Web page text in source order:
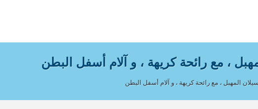
، مع رائحة كريهة ، و آلام أسفل البطن
المهبل ، مع رائحة كريهة ، و آلام أسفل البطن